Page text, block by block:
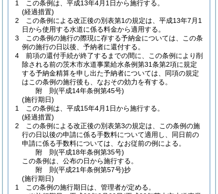
1
この条例は、平成13年4月1日から施行する。
(経過措置)
2
この条例による改正後の別表第1の規定は、平成13年7月1
日から使用する水道に係る料金から適用する。
3
この条例の施行の際現に存する予納金については、この条
例の施行の日以後、予納者に還付する。
4
前項の還付手続が終了するまでの間に、この条例により削
除される前の茨木市水道事業給水条例第31条第2項に規定
する予納金精算を申し出た予納者については、同項の規定
はこの条例の施行後も、なおその効力を有する。
附 則(平成14年条例第45号)
(施行期日)
1
この条例は、平成15年4月1日から施行する。
(経過措置)
2
この条例による改正後の別表第3の規定は、この条例の施
行の日以後の申請に係る手数料について適用し、同日前の
申請に係る手数料については、なお従前の例による。
附 則(平成18年条例第35号)
この条例は、公布の日から施行する。
附 則(平成21年条例第57号)抄
(施行期日)
1
この条例の施行期日は、管理者が定める。